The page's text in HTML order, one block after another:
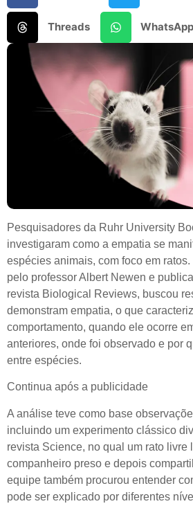
Threads WhatsApp
Pesquisadores da Ruhr University
investigaram como a empatia se
espécies animais, com foco em
pelo professor Albert Newen e
revista Biological Reviews, buscou
demonstram empatia, o que
comportamento, quando ele ocorre
anteriores, onde foi observado e por
entre espécies.
Continua após a publicidade
A análise teve como base
incluindo um experimento clássico
revista Science, no qual um rato livre
companheiro preso e depois
equipe também procurou entender
pode ser explicado por diferentes